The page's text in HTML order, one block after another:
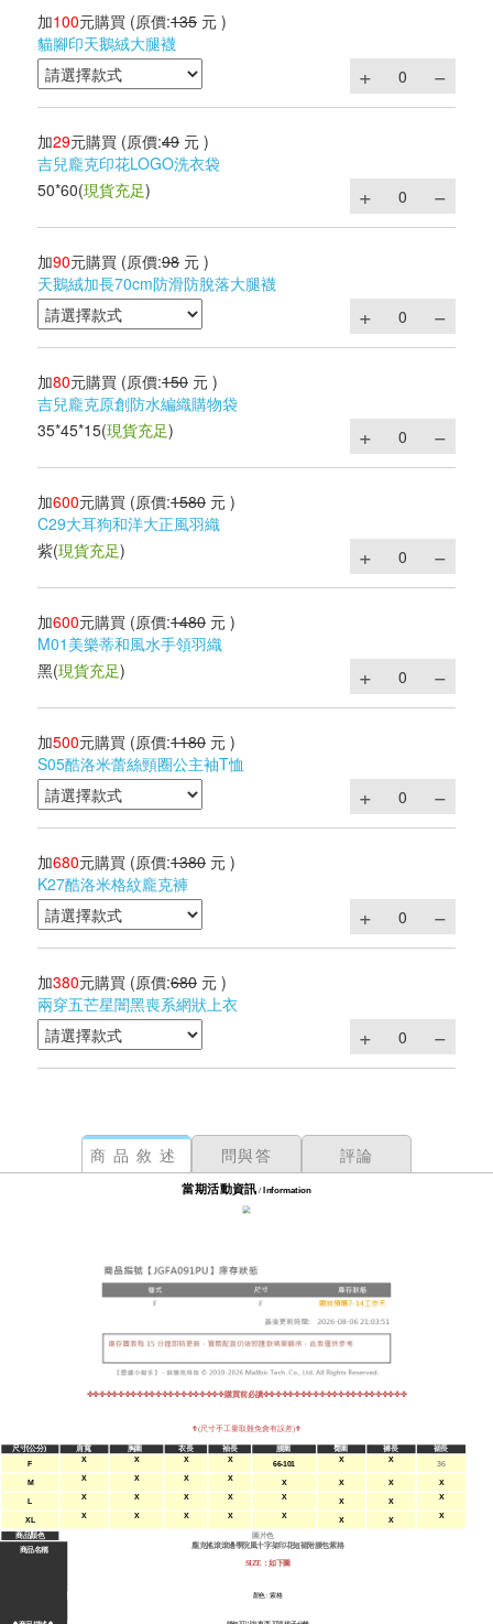
加100元購買 (原價:135 元 )
貓腳印天鵝絨大腿襪
加29元購買 (原價:49 元 )
吉兒龐克印花LOGO洗衣袋
50*60(現貨充足)
加90元購買 (原價:98 元 )
天鵝絨加長70cm防滑防脫落大腿襪
加80元購買 (原價:150 元 )
吉兒龐克原創防水編織購物袋
35*45*15(現貨充足)
加600元購買 (原價:1580 元 )
C29大耳狗和洋大正風羽織
紫(現貨充足)
加600元購買 (原價:1480 元 )
M01美樂蒂和風水手領羽織
黑(現貨充足)
加500元購買 (原價:1180 元 )
S05酷洛米蕾絲頸圈公主袖T恤
加680元購買 (原價:1380 元 )
K27酷洛米格紋龐克褲
加380元購買 (原價:680 元 )
兩穿五芒星闇黑喪系網狀上衣
商品敘述 問與答 評論